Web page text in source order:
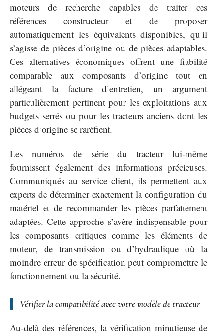
moteurs de recherche capables de traiter ces
références constructeur et de proposer
automatiquement les équivalents disponibles, qu’il
s’agisse de pièces d’origine ou de pièces adaptables.
Ces alternatives économiques offrent une fiabilité
comparable aux composants d’origine tout en
allégeant la facture d’entretien, un argument
particulièrement pertinent pour les exploitations aux
budgets serrés ou pour les tracteurs anciens dont les
pièces d’origine se raréfient.
Les numéros de série du tracteur lui-même
fournissent également des informations précieuses.
Communiqués au service client, ils permettent aux
experts de déterminer exactement la configuration du
matériel et de recommander les pièces parfaitement
adaptées. Cette approche s’avère indispensable pour
les composants critiques comme les éléments de
moteur, de transmission ou d’hydraulique où la
moindre erreur de spécification peut compromettre le
fonctionnement ou la sécurité.
Vérifier la compatibilité avec votre modèle de tracteur
Au-delà des références, la vérification minutieuse de